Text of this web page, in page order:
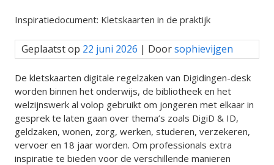
Inspiratiedocument: Kletskaarten in de praktijk
Geplaatst op 22 juni 2026 | Doorsophievijgen
De kletskaarten digitale regelzaken van Digidingen-desk
worden binnen het onderwijs, de bibliotheek en het
welzijnswerk al volop gebruikt om jongeren met elkaar in
gesprek te laten gaan over thema’s zoals DigiD & ID,
geldzaken, wonen, zorg, werken, studeren, verzekeren,
vervoer en 18 jaar worden. Om professionals extra
inspiratie te bieden voor de verschillende manieren